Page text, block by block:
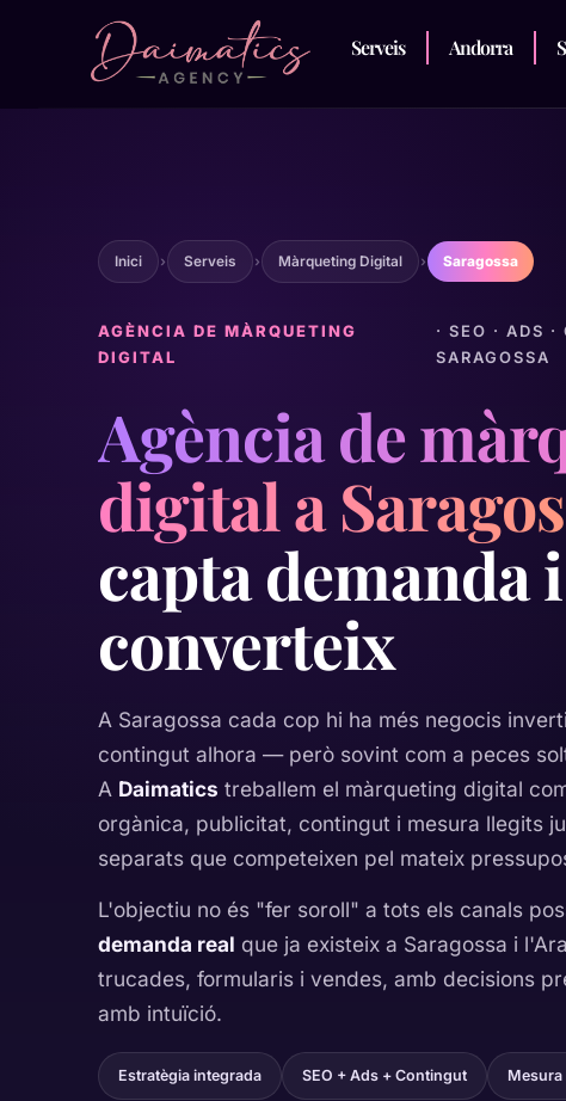
Serveis Andorra
Inici › Serveis › Màrqueting Digital › Saragossa
AGÈNCIA DE MÀRQUETING
DIGITAL
· SEO · ADS
SARAGOSSA
Agència de
digital a
capta demanda
converteix
A Saragossa cada cop hi ha més negocis
contingut alhora — però sovint com a peces
A Daimatics treballem el màrqueting digital
orgànica, publicitat, contingut i mesura llegits
separats que competeixen pel mateix
L'objectiu no és "fer soroll" a tots els canals
demanda real que ja existeix a Saragossa i
trucades, formularis i vendes, amb decisions
amb intuïció.
Estratègia integrada SEO + Ads + Contingut Mesura